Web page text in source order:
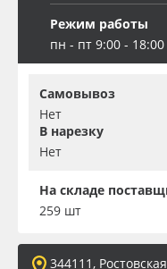
Режим работы
пн - пт 9:00 - 18:00
Самовывоз
Нет
В нарезку
Нет
На складе
259 шт
344111,